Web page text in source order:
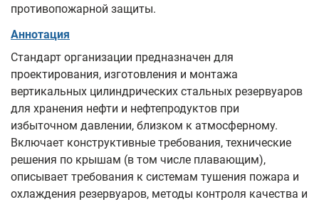
противопожарной защиты.
Аннотация
Стандарт организации предназначен для
проектирования, изготовления и монтажа
вертикальных цилиндрических стальных резервуаров
для хранения нефти и нефтепродуктов при
избыточном давлении, близком к атмосферному.
Включает конструктивные требования, технические
решения по крышам (в том числе плавающим),
описывает требования к системам тушения пожара и
охлаждения резервуаров, методы контроля качества и